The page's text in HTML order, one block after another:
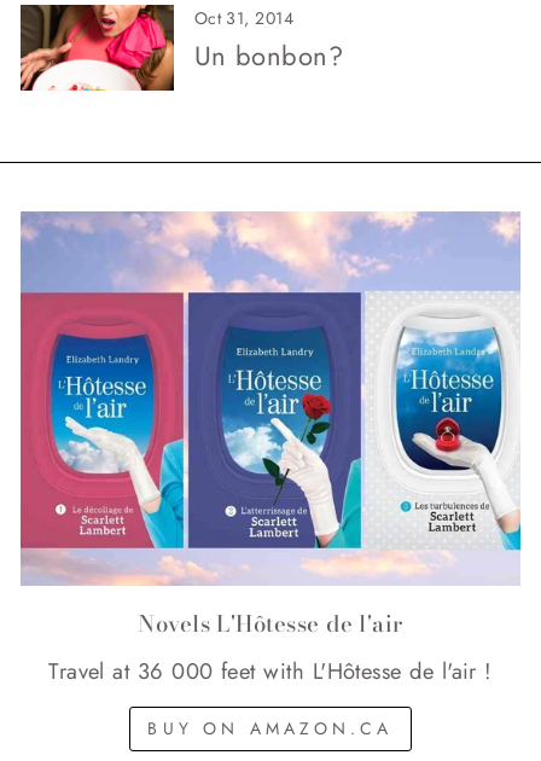
Oct 31, 2014
Un bonbon?
Novels L'Hôtesse de l'air
Travel at 36 000 feet with L'Hôtesse de l'air !
BUY ON AMAZON.CA